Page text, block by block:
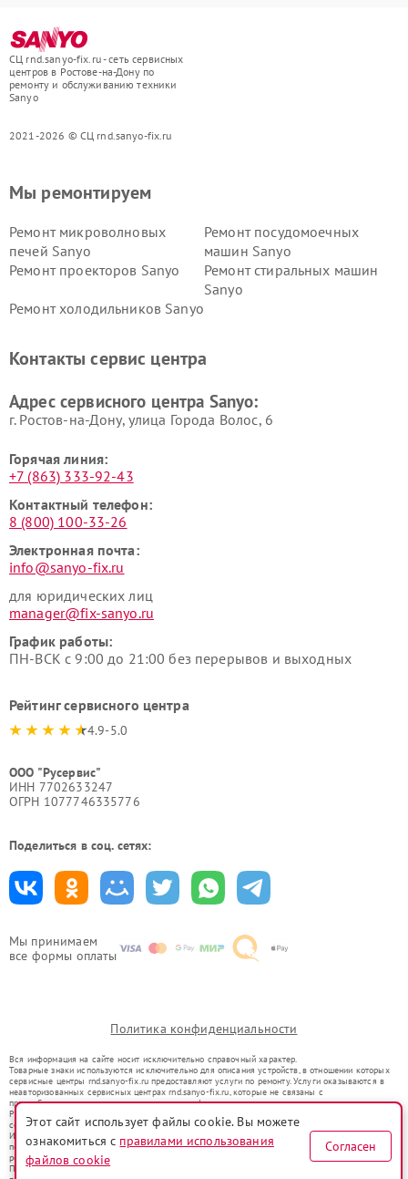
СЦ rnd.sanyo-fix.ru - сеть сервисных
центров в Ростове-на-Дону по
ремонту и обслуживанию техники
Sanyo
2021-2026 © СЦ rnd.sanyo-fix.ru
Мы принимаем
все формы оплаты
Мы ремонтируем
Ремонт микроволновых
печей Sanyo
Ремонт посудомоечных
машин Sanyo
Ремонт проекторов Sanyo
Ремонт стиральных машин
Sanyo
Ремонт холодильников Sanyo
Контакты сервис центра
Адрес сервисного центра Sanyo:
г. Ростов-на-Дону, улица Города Волос, 6
Горячая линия:
+7 (863) 333-92-43
Контактный телефон:
8 (800) 100-33-26
Электронная почта:
info@sanyo-fix.ru
для юридических лиц
manager@fix-sanyo.ru
График работы:
ПН-ВСК с 9:00 до 21:00 без перерывов и выходных
Рейтинг сервисного центра
4.9-5.0
ООО "Русервис"
ИНН 7702633247
ОГРН 1077746335776
Поделиться в соц. сетях:
Политика конфиденциальности
Вся информация на сайте носит исключительно справочный характер.
Товарные знаки используются исключительно для описания устройств, в отношении которых
сервисные центры rnd.sanyo-fix.ru предоставляют услуги по ремонту. Услуги оказываются в
неавторизованных сервисных центрах rnd.sanyo-fix.ru, которые не связаны с
правообладателями товарных знаков или их официальными представителями.
Ремонт осуществляется для устройств, уже введенных в гражданский оборот в соответствии
со статьей 1487 ГК РФ.
Использование товарных знаков не преследует цели индивидуализации услуг или введения
потребителей в заблуждение, а служит для информирования о предоставляемых услугах по
ремонту техники указанных брендов.
Представленная на сайте информация не является публичной офертой, определяемой
Этот сайт использует файлы cookie. Вы можете
ознакомиться с правилами использования
файлов cookie
Согласен